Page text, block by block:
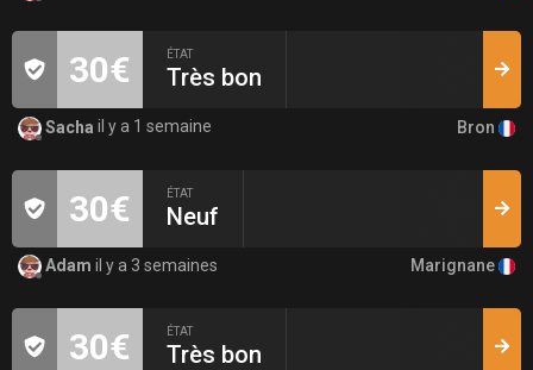
30€ ÉTAT
Très bon
Sacha il y a 1 semaine Bron
30€ ÉTAT
Neuf
Adam il y a 3 semaines Marignane
30€ ÉTAT
Très bon